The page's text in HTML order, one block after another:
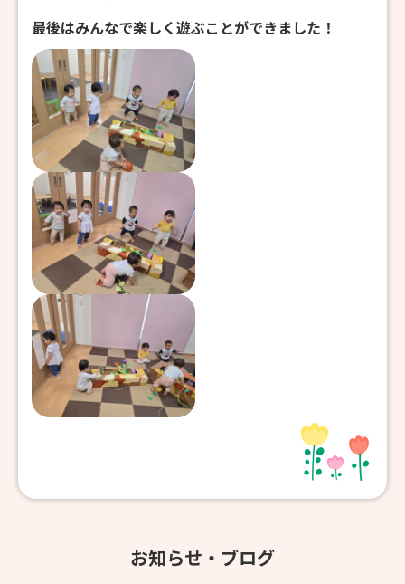
お知らせ・ブログ
最後はみんなで楽しく遊ぶことができました！